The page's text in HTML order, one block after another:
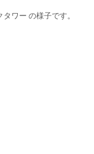
ワー の様子です。